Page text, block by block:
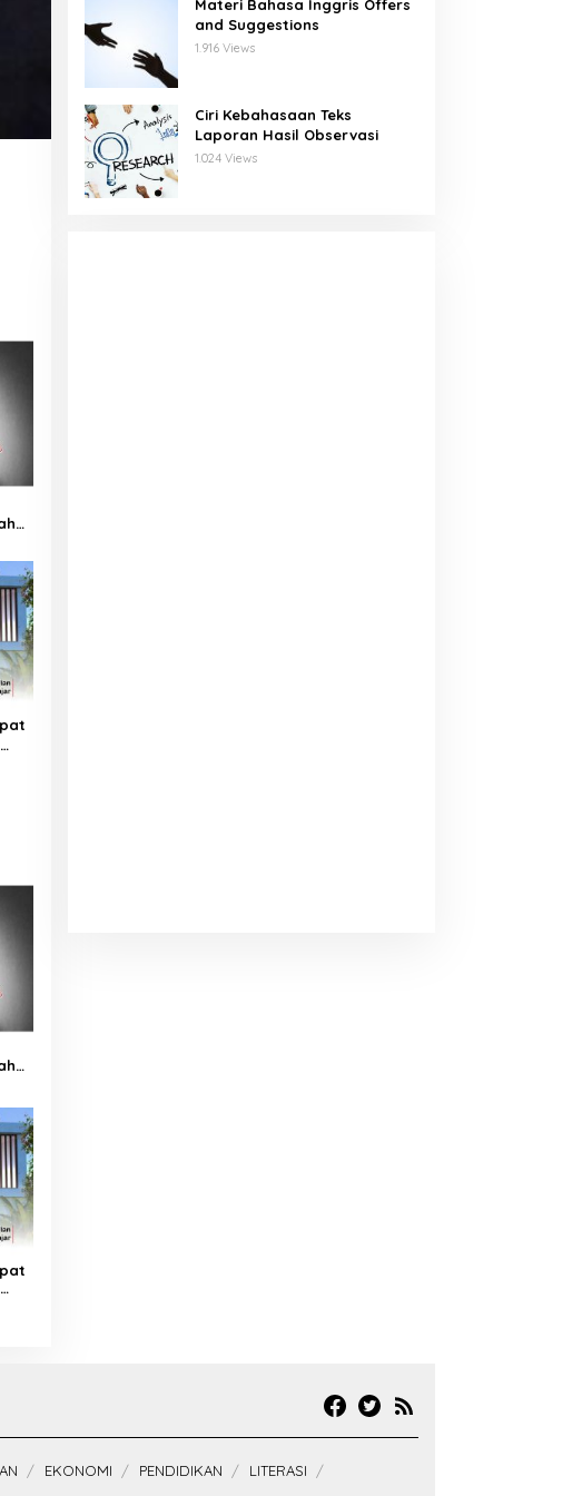
Materi Bahasa Inggris Offers
and Suggestions
1.916 Views
Ciri Kebahasaan Teks
Laporan Hasil Observasi
1.024 Views
EKONOMI PENDIDIKAN
LITERASI